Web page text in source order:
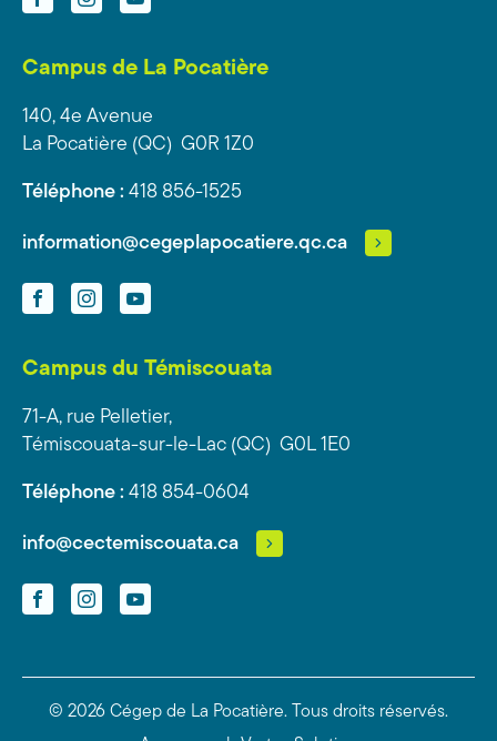
Campus de La Pocatière
140, 4e Avenue
La Pocatière (QC) G0R 1Z0
Téléphone : 418 856-1525
information@cegeplapocatiere.qc.ca
FacebookInstagramYouTube
Campus du Témiscouata
71-A, rue Pelletier,
Témiscouata-sur-le-Lac (QC) G0L 1E0
Téléphone : 418 854-0604
info@cectemiscouata.ca
FacebookInstagramYouTube
© 2026 Cégep de La Pocatière.
Tous droits réservés.